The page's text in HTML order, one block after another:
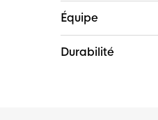
Équipe
Durabilité